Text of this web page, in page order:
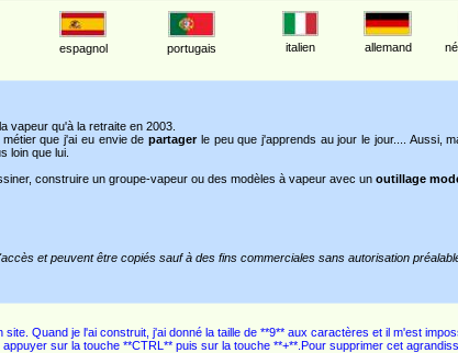
espagnol portugais italien allemand
vapeur qu'à la retraite en 2003.
que j'ai eu envie departagerle peu que j'apprends au jour le jour.... Aussi,
loin que lui.
construire un groupe-vapeur ou des modèles à vapeur avec un outillage
et peuvent être copiés sauf à des fins commerciales sans autorisation
Quand je l'ai construit, j'ai donné la taille de **9** aux caractères et il m'est
sur la touche **CTRL** puis sur la touche **+**.Pour supprimer cet